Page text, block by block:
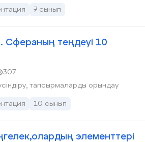
7 сынып
Сфераның теңдеуі 10
307
тапсырмаларды орындау
10 сынып
элементтері